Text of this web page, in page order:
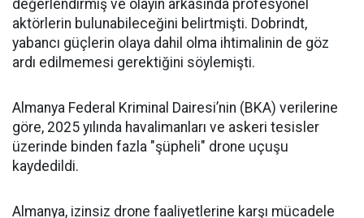
değerlendirmiş ve olayın arkasında profesyonel
aktörlerin bulunabileceğini belirtmişti. Dobrindt,
yabancı güçlerin olaya dahil olma ihtimalinin de göz
ardı edilmemesi gerektiğini söylemişti.
Almanya Federal Kriminal Dairesi’nin (BKA) verilerine
göre, 2025 yılında havalimanları ve askeri tesisler
üzerinde binden fazla "şüpheli" drone uçuşu
kaydedildi.
Almanya, izinsiz drone faaliyetlerine karşı mücadele